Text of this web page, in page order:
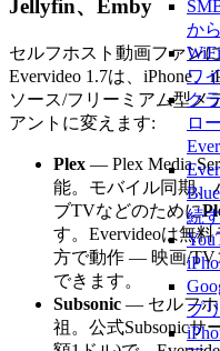
か
ワ
ク
ロ
続
プ
Jellyfin、Emby
セルフホスト動画ファン
Evervideo 1.7は、iPhone
ソース/フリーミアム型メ
アントに変えます:
Plex — Plex Media
能。モバイル同期、
ブTVなどのために
す。Evervideoは無
方で動作 — 映画/TV
できます。
Subsonic — セルフホ
祖。公式Subsonicサ